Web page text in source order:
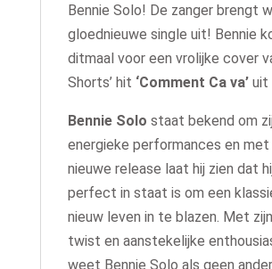
Bennie Solo! De zanger brengt
gloednieuwe single uit! Bennie
ditmaal voor een vrolijke cover
Shorts’ hit ‘Comment Ca va’uit
Bennie Solo staat bekend om
energieke performances en met
nieuwe release laat hij zien dat
perfect in staat is om een
nieuw leven in te blazen. Met
twist en aanstekelijke
weet Bennie Solo als geen